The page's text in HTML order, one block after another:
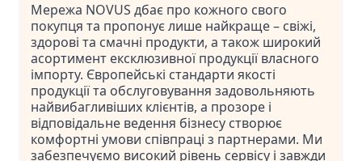
Мережа NOVUS дбає про кожного свого
покупця та пропонує лише найкраще – свіжі,
здорові та смачні продукти, а також широкий
асортимент ексклюзивної продукції власного
імпорту. Європейські стандарти якості
продукції та обслуговування задовольняють
найвибагливіших клієнтів, а прозоре і
відповідальне ведення бізнесу створює
комфортні умови співпраці з партнерами. Ми
забезпечуємо високий рівень сервісу і завжди